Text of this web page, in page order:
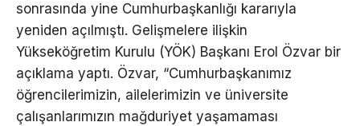
sonrasında yine Cumhurbaşkanlığı kararıyla
yeniden açılmıştı. Gelişmelere ilişkin
Yükseköğretim Kurulu (YÖK) Başkanı Erol Özvar bir
açıklama yaptı. Özvar, “Cumhurbaşkanımız
öğrencilerimizin, ailelerimizin ve üniversite
çalışanlarımızın mağduriyet yaşamaması